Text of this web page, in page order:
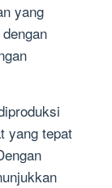
yang
yang tepat